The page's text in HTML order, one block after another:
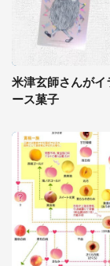
米津玄師さんが
ース菓子